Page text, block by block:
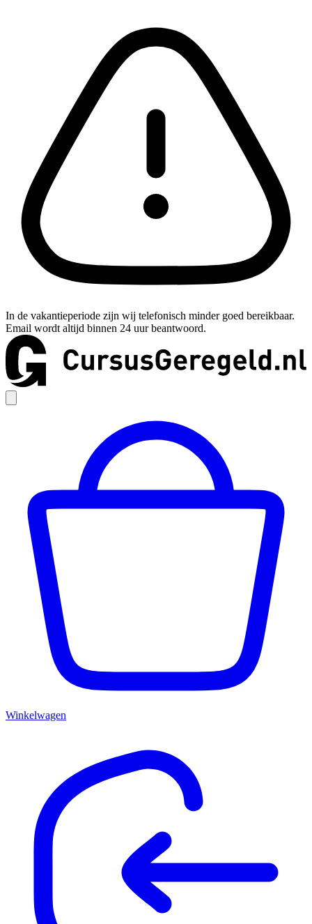
In de vakantieperiode zijn wij telefonisch minder goed bereikbaar.
Email wordt altijd binnen 24 uur beantwoord.
Winkelwagen